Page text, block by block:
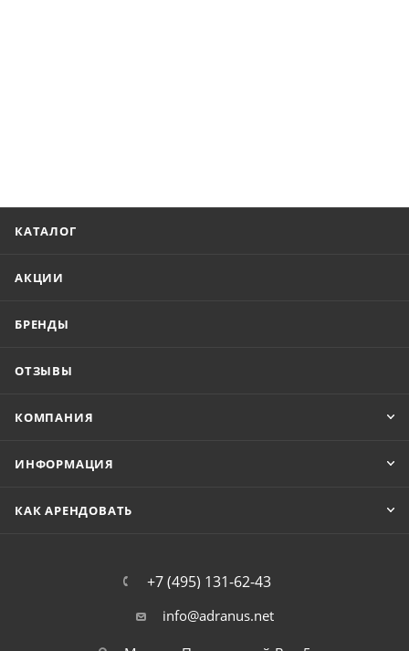
КАТАЛОГ
АКЦИИ
БРЕНДЫ
ОТЗЫВЫ
КОМПАНИЯ
ИНФОРМАЦИЯ
КАК АРЕНДОВАТЬ
+7 (495) 131-62-43
info@adranus.net